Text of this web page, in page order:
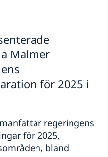
Malmer
för 2025 i
regeringens
för 2025,
bland